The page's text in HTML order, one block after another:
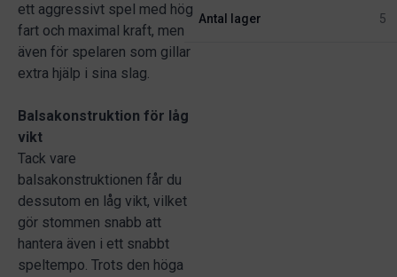
ett aggressivt spel med hög
fart och maximal kraft, men
även för spelaren som gillar
extra hjälp i sina slag.
Balsakonstruktion för låg
vikt
Tack vare
balsakonstruktionen får du
dessutom en låg vikt, vilket
gör stommen snabb att
hantera även i ett snabbt
speltempo. Trots den höga
Antal lager 5